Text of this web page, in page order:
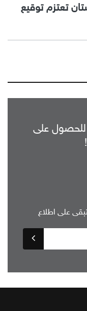
تعتزم توقيع
للحصول على
على اطلاع